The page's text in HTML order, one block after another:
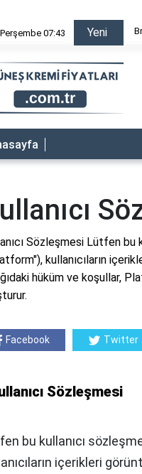
Perşembe 07:43 Yeni
Bioderma Ürününü K
Sözleşmesi Lütfen bu
kullanıcıların
hüküm ve koşullar,
Facebook Twitter
Sözleşmesi
bu kullanıcı
içerikleri